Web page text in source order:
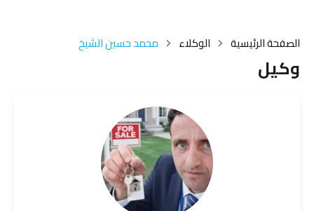
الصفحة الرئيسية الوكلاء محمد حسين الشيخ
وكيل